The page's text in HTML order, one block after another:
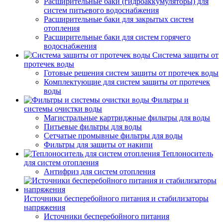
систем питьевого водоснабжения
Расширительные баки для закрытых систем
отопления
Расширительные баки для систем горячего
водоснабжения
Система защиты от
протечек воды
Готовые решения систем защиты от протечек воды
Комплектующие для систем защиты от протечек
воды
Фильтры и
системы очистки воды
Магистральные картриджные фильтры для воды
Питьевые фильтры для воды
Сетчатые промывные фильтры для воды
Фильтры для защиты от накипи
Теплоноситель
для систем отопления
Антифриз для систем отопления
Источники бесперебойного питания и стабилизаторы
напряжения
Источники бесперебойного питания